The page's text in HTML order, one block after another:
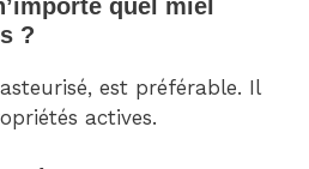
quel miel
?
est préférable. Il
actives.